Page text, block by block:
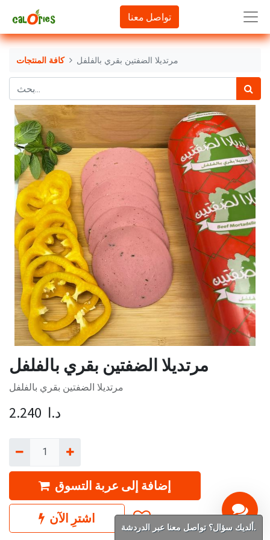
تواصل معنا
كافة المنتجات مرتديلا الضفتين بقري بالفلفل
مرتديلا الضفتين بقري بالفلفل
مرتديلا الضفتين بقري بالفلفل
2.240 د.ا
إضافة إلى عربة التسوق
اشترِ الآن
ألديك سؤال؟ تواصل معنا عبر الدردشة.